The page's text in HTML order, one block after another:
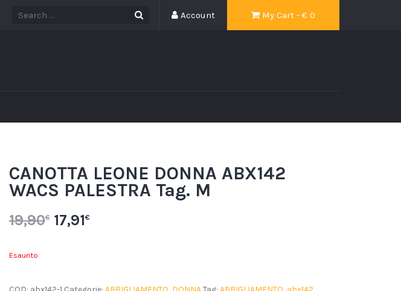
My Cart - € 0
Account
CANOTTA LEONE DONNA ABX142
WACS PALESTRA Tag. M
19,90€ 17,91€
Esaurito